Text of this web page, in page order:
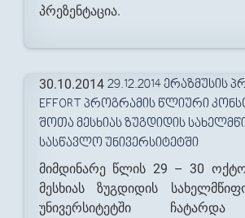
პრეზენტაცია.
30.10.2014 29.12.2014 ᲔᲠᲐᲖᲛᲣᲡᲘᲡ
EFFORT ᲞᲠᲝᲒᲠᲐᲛᲘᲡ ᲬᲚᲘᲣᲠᲘ
ᲨᲝᲗᲐ ᲛᲔᲡᲮᲘᲐᲡ ᲖᲣᲒᲓᲘᲓᲘᲡ
ᲡᲐᲡᲬᲐᲕᲚᲝ ᲣᲜᲘᲕᲔᲠᲡᲘᲢᲔᲢᲨᲘ
მიმდინარე წლის 29 – 30
მესხიას ზუგდიდის
უნივერსიტეტში